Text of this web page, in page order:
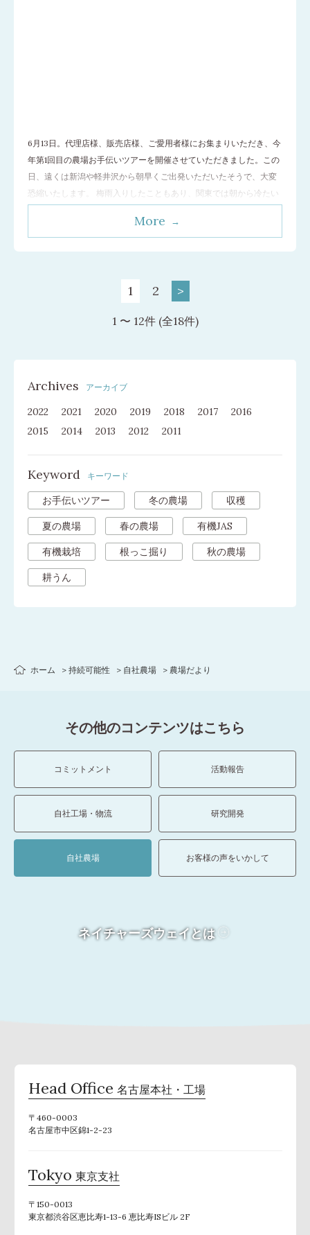
6月13日。代理店様、販売店様、ご愛用者様にお集まりいただき、今
年第1回目の農場お手伝いツアーを開催させていただきました。この
日、遠くは新潟や軽井沢から朝早くご出発いただいたそうで、大変
恐縮いたします。 梅雨入りしたこともあり、関東では朝から冷たい
て朝から爽やかに晴れ渡たり、絶好の農場日和となりました！ この
More
1 2 >
1 〜 12件 (全18件)
Archives アーカイブ
2022 2021 2020 2019 2018 2017
2016
2015
2014 2013 2012 2011
Keyword キーワード
お手伝いツアー 冬の農場 収穫
夏の農場 春の農場 有機JAS
有機栽培 根っこ掘り 秋の農場
耕うん
ホーム 持続可能性 自社農場 農場だより
その他のコンテンツはこちら
コミットメント 活動報告
自社工場・物流 研究開発
自社農場 お客様の声をいかして
ネイチャーズウェイとは
Head Office 名古屋本社・工場
〒460-0003
名古屋市中区錦1-2-23
Tokyo 東京支社
〒150-0013
東京都渋谷区恵比寿1-13-6 恵比寿ISビル 2F